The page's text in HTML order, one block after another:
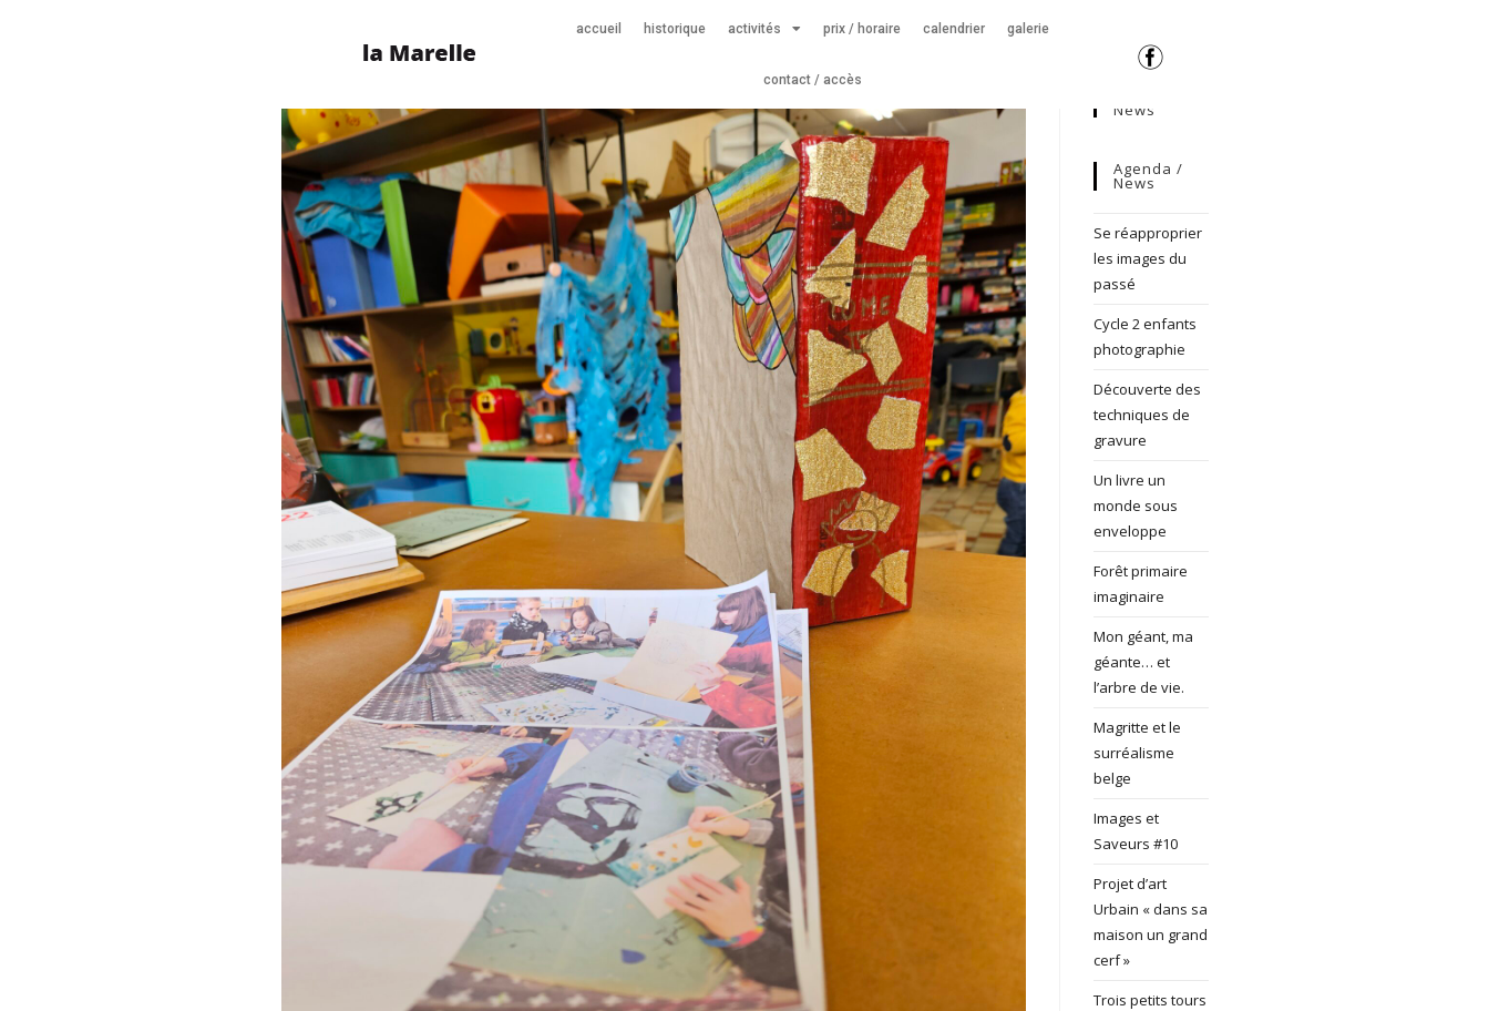
accueil historique activités prix / horaire calendrier galerie
contact / accès
News
Agenda /
News
Se réapproprier
les images du
passé
Cycle 2 enfants
photographie
Découverte des
techniques de
gravure
Un livre un
monde sous
enveloppe
Forêt primaire
imaginaire
Mon géant, ma
géante… et
l’arbre de vie.
Magritte et le
surréalisme
belge
Images et
Saveurs #10
Projet d’art
Urbain « dans sa
maison un grand
cerf »
Trois petits tours